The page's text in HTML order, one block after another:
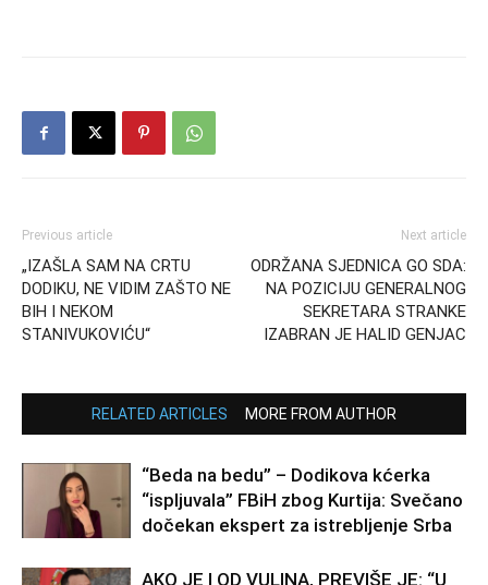
Previous article
„IZAŠLA SAM NA CRTU
DODIKU, NE VIDIM ZAŠTO NE
BIH I NEKOM
STANIVUKOVIĆU“
Next article
ODRŽANA SJEDNICA GO SDA:
NA POZICIJU GENERALNOG
SEKRETARA STRANKE
IZABRAN JE HALID GENJAC
RELATED ARTICLES MORE FROM AUTHOR
“Beda na bedu” – Dodikova kćerka
“ispljuvala” FBiH zbog Kurtija: Svečano
dočekan ekspert za istrebljenje Srba
AKO JE I OD VULINA, PREVIŠE JE: “U